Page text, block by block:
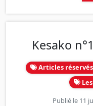
Kesako
Articles
Publié le 11